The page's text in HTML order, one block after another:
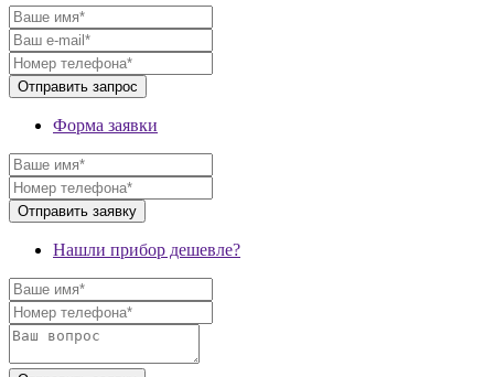
Форма заявки
Нашли прибор дешевле?